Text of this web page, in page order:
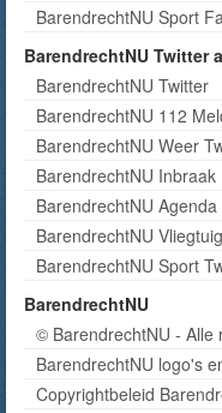
BarendrechtNU Sport
BarendrechtNU Twitter
BarendrechtNU Twitter
BarendrechtNU 112
BarendrechtNU Weer
BarendrechtNU
BarendrechtNU Agenda
BarendrechtNU
BarendrechtNU Sport
BarendrechtNU
© BarendrechtNU - Alle
BarendrechtNU logo's
Copyrightbeleid